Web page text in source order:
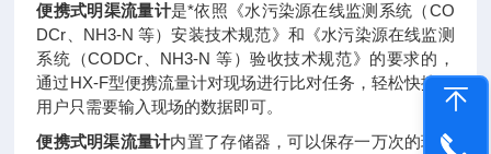
便携式明渠流量计是*依照《水污染源在线监测系统（CO
DCr、NH3-N 等）安装技术规范》和《水污染源在线监测
系统（CODCr、NH3-N 等）验收技术规范》的要求的，
通过HX-F型便携流量计对现场进行比对任务，轻松快捷，
用户只需要输入现场的数据即可。
便携式明渠流量计内置了存储器，可以保存一万次的现场